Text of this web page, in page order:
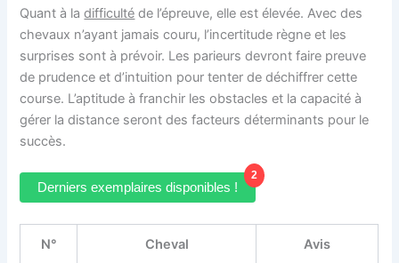
Quant à ladifficulté de l’épreuve, elle est élevée. Avec des
chevaux n’ayant jamais couru, l’incertitude règne et les
surprises sont à prévoir. Les parieurs devront faire preuve
de prudence et d’intuition pour tenter de déchiffrer cette
course. L’aptitude à franchir les obstacles et la capacité à
gérer la distance seront des facteurs déterminants pour le
succès.
Derniers exemplaires disponibles !
2
N° Cheval Avis